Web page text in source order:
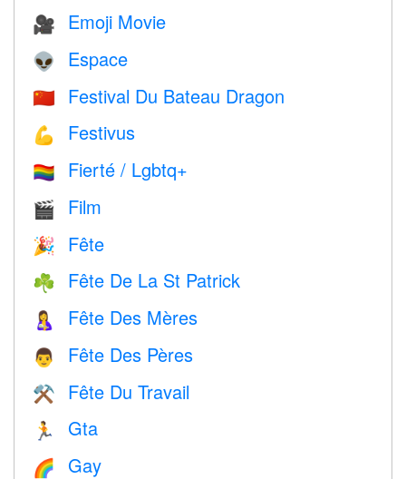
🎥 Emoji Movie
👽 Espace
🇨🇳 Festival Du Bateau Dragon
💪 Festivus
🏳️‍🌈 Fierté / Lgbtq+
🎬 Film
🎉 Fête
☘️ Fête De La St Patrick
🤱 Fête Des Mères
👨 Fête Des Pères
⚒️ Fête Du Travail
🏃 Gta
🌈 Gay